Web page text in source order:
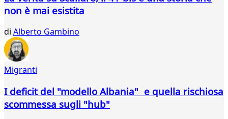
non è mai esistita
di Alberto Gambino
Migranti
I deficit del "modello Albania" e quella rischiosa
scommessa sugli "hub"